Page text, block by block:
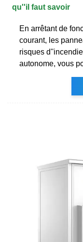
qu''il faut savoir
En arrêtant de
courant, les
risques
autonome, vous